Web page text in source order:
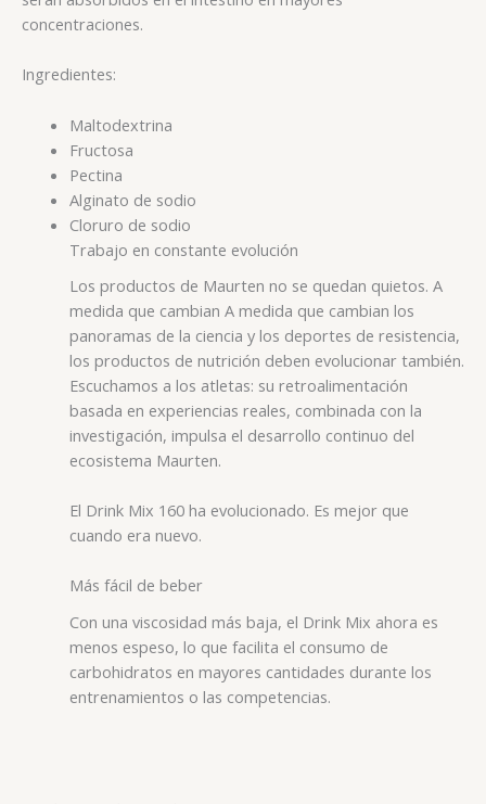
concentraciones.
Ingredientes:
Maltodextrina
Fructosa
Pectina
Alginato de sodio
Cloruro de sodio
Trabajo en constante evolución
Los productos de Maurten no se quedan quietos. A
medida que cambian A medida que cambian los
panoramas de la ciencia y los deportes de resistencia,
los productos de nutrición deben evolucionar también.
Escuchamos a los atletas: su retroalimentación
basada en experiencias reales, combinada con la
investigación, impulsa el desarrollo continuo del
ecosistema Maurten.
El Drink Mix 160 ha evolucionado. Es mejor que
cuando era nuevo.
Más fácil de beber
Con una viscosidad más baja, el Drink Mix ahora es
menos espeso, lo que facilita el consumo de
carbohidratos en mayores cantidades durante los
entrenamientos o las competencias.